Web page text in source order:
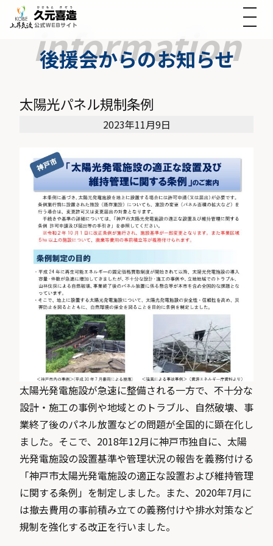
後援会からのお知らせ
太陽光パネル規制条例
2023年11月9日
太陽光発電施設が急速に整備される一方で、不十分な
設計・施工の事例や地域とのトラブル、自然破壊、事
業終了後のパネル放置などの問題が全国的に顕在化し
ました。そこで、2018年12月に神戸市独自に、太陽
光発電施設の設置基準や管理状況の報告を義務付ける
「神戸市太陽光発電施設の適正な設置および維持管理
に関する条例」を制定しました。また、2020年7月に
は撤去費用の事前積み立ての義務付けや排水対策など
規制を強化する改正を行いました。